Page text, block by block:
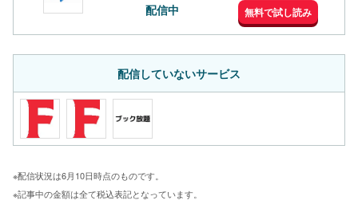
配信中 無料で試し読み
配信していないサービス
※配信状況は6月10日時点のものです。
※記事中の金額は全て税込表記となっています。